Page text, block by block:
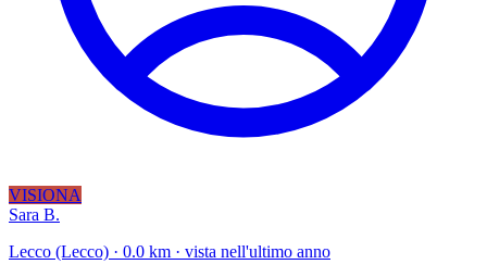
VISIONA
Sara B.
Lecco (Lecco) · 0.0 km · vista nell'ultimo anno